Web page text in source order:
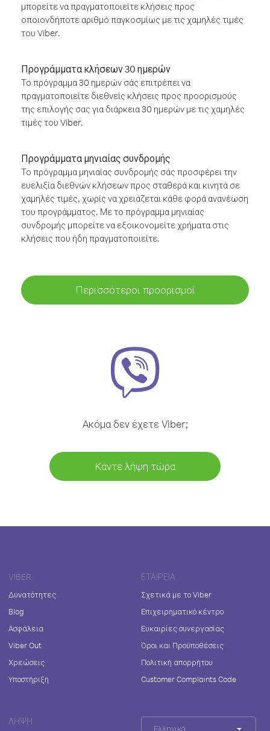
μπορείτε να πραγματοποιείτε κλήσεις προς
οποιονδήποτε αριθμό παγκοσμίως με τις χαμηλές τιμές
του Viber.
Προγράμματα κλήσεων 30 ημερών
Το πρόγραμμα 30 ημερών σάς επιτρέπει να
πραγματοποιείτε διεθνείς κλήσεις προς προορισμούς
της επιλογής σας για διάρκεια 30 ημερών με τις χαμηλές
τιμές του Viber.
Προγράμματα μηνιαίας συνδρομής
Το πρόγραμμα μηνιαίας συνδρομής σάς προσφέρει την
ευελιξία διεθνών κλήσεων προς σταθερά και κινητά σε
χαμηλές τιμές, χωρίς να χρειάζεται κάθε φορά ανανέωση
του προγράμματος. Με το πρόγραμμα μηνιαίας
συνδρομής μπορείτε να εξοικονομείτε χρήματα στις
κλήσεις που ήδη πραγματοποιείτε.
Περισσότεροι προορισμοί
Ακόμα δεν έχετε Viber;
Κάντε λήψη τώρα
VIBER
Δυνατότητες
Blog
Ασφάλεια
Viber Out
Χρεώσεις
Υποστήριξη
ΕΤΑΙΡΕΊΑ
Σχετικά με το Viber
Επιχειρηματικό κέντρο
Ευκαιρίες συνεργασίας
Όροι και Προϋποθέσεις
Πολιτική απορρήτου
Customer Complaints Code
ΛΉΨΗ
Ελληνικά